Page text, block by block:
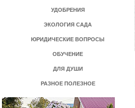
УДОБРЕНИЯ
ЭКОЛОГИЯ САДА
ЮРИДИЧЕСКИЕ ВОПРОСЫ
ОБУЧЕНИЕ
ДЛЯ ДУШИ
РАЗНОЕ ПОЛЕЗНОЕ